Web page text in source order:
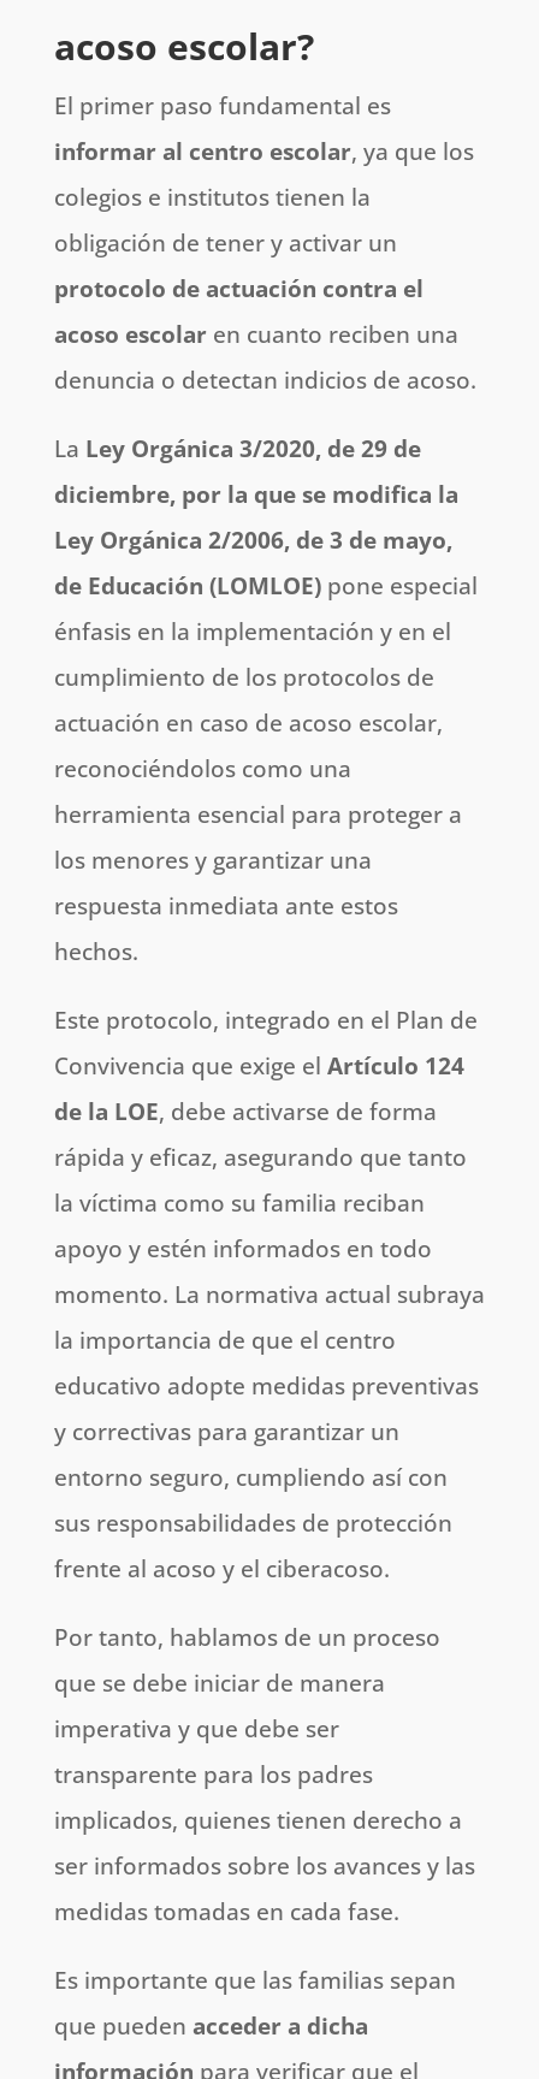
acoso escolar?
El primer paso fundamental es
informar al centro escolar, ya que los
colegios e institutos tienen la
obligación de tener y activar un
protocolo de actuación contra el
acoso escolaren cuanto reciben una
denuncia o detectan indicios de acoso.
La Ley Orgánica 3/2020, de 29 de
diciembre, por la que se modifica la
Ley Orgánica 2/2006, de 3 de mayo,
de Educación (LOMLOE)pone especial
énfasis en la implementación y en el
cumplimiento de los protocolos de
actuación en caso de acoso escolar,
reconociéndolos como una
herramienta esencial para proteger a
los menores y garantizar una
respuesta inmediata ante estos
hechos.
Este protocolo, integrado en el Plan de
Convivencia que exige el Artículo 124
de la LOE, debe activarse de forma
rápida y eficaz, asegurando que tanto
la víctima como su familia reciban
apoyo y estén informados en todo
momento. La normativa actual subraya
la importancia de que el centro
educativo adopte medidas preventivas
y correctivas para garantizar un
entorno seguro, cumpliendo así con
sus responsabilidades de protección
frente al acoso y el ciberacoso.
Por tanto, hablamos de un proceso
que se debe iniciar de manera
imperativa y que debe ser
transparente para los padres
implicados, quienes tienen derecho a
ser informados sobre los avances y las
medidas tomadas en cada fase.
Es importante que las familias sepan
que pueden acceder a dicha
información para verificar que el